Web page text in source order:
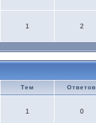
1 2
Тем Ответов
1 0